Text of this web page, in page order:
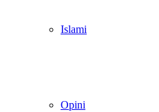
Islami
Opini